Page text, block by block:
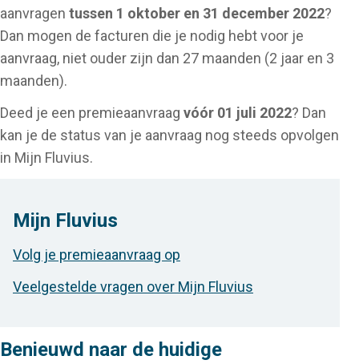
aanvragen tussen 1 oktober en 31 december 2022?
Dan mogen de facturen die je nodig hebt voor je
aanvraag, niet ouder zijn dan 27 maanden (2 jaar en 3
maanden).
Deed je een premieaanvraag vóór 01 juli 2022? Dan
kan je de status van je aanvraag nog steeds opvolgen
in Mijn Fluvius.
Mijn Fluvius
Volg je premieaanvraag op
Veelgestelde vragen over Mijn Fluvius
Benieuwd naar de huidige